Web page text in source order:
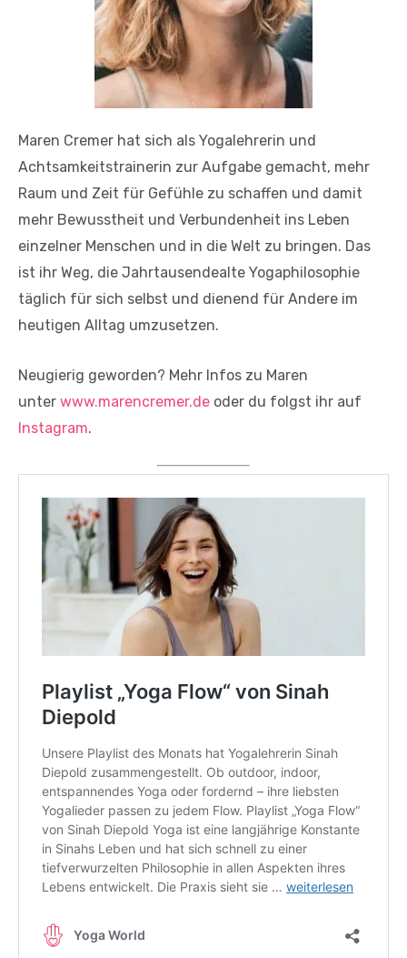
Maren Cremer hat sich als Yogalehrerin und
Achtsamkeitstrainerin zur Aufgabe gemacht, mehr
Raum und Zeit für Gefühle zu schaffen und damit
mehr Bewusstheit und Verbundenheit ins Leben
einzelner Menschen und in die Welt zu bringen. Das
ist ihr Weg, die Jahrtausendealte Yogaphilosophie
täglich für sich selbst und dienend für Andere im
heutigen Alltag umzusetzen.
Neugierig geworden? Mehr Infos zu Maren
unter www.marencremer.de oder du folgst ihr auf
Instagram.